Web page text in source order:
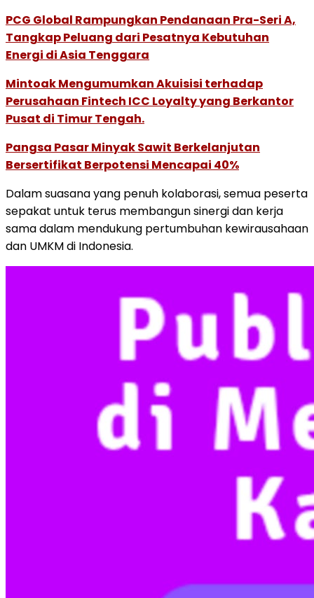
PCG Global Rampungkan Pendanaan Pra-Seri A,
Tangkap Peluang dari Pesatnya Kebutuhan
Energi di Asia Tenggara
Mintoak Mengumumkan Akuisisi terhadap
Perusahaan Fintech ICC Loyalty yang Berkantor
Pusat di Timur Tengah.
Pangsa Pasar Minyak Sawit Berkelanjutan
Bersertifikat Berpotensi Mencapai 40%
Dalam suasana yang penuh kolaborasi, semua peserta
sepakat untuk terus membangun sinergi dan kerja
sama dalam mendukung pertumbuhan kewirausahaan
dan UMKM di Indonesia.